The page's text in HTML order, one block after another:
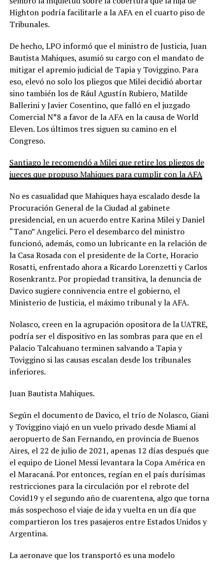
Highton podría facilitarle a la AFA en el cuarto piso de
Tribunales.
De hecho, LPO informó que el ministro de Justicia, Juan
Bautista Mahiques, asumió su cargo con el mandato de
mitigar el apremio judicial de Tapia y Toviggino. Para
eso, elevó no solo los pliegos que Milei decidió abortar
sino también los de Rául Agustín Rubiero, Matilde
Ballerini y Javier Cosentino, que falló en el juzgado
Comercial N°8 a favor de la AFA en la causa de World
Eleven. Los últimos tres siguen su camino en el
Congreso.
Santiago le recomendó a Milei que retire los pliegos de
jueces que propuso Mahiques para cumplir con la AFA
No es casualidad que Mahiques haya escalado desde la
Procuración General de la Ciudad al gabinete
presidencial, en un acuerdo entre Karina Milei y Daniel
“Tano” Angelici. Pero el desembarco del ministro
funcionó, además, como un lubricante en la relación de
la Casa Rosada con el presidente de la Corte, Horacio
Rosatti, enfrentado ahora a Ricardo Lorenzetti y Carlos
Rosenkrantz. Por propiedad transitiva, la denuncia de
Davico sugiere connivencia entre el gobierno, el
Ministerio de Justicia, el máximo tribunal y la AFA.
Nolasco, creen en la agrupación opositora de la UATRE,
podría ser el dispositivo en las sombras para que en el
Palacio Talcahuano terminen salvando a Tapia y
Toviggino si las causas escalan desde los tribunales
inferiores.
Juan Bautista Mahiques.
Según el documento de Davico, el trío de Nolasco, Giani
y Toviggino viajó en un vuelo privado desde Miami al
aeropuerto de San Fernando, en provincia de Buenos
Aires, el 22 de julio de 2021, apenas 12 días después que
el equipo de Lionel Messi levantara la Copa América en
el Maracaná. Por entonces, regían en el país durísimas
restricciones para la circulación por el rebrote del
Covid19 y el segundo año de cuarentena, algo que torna
más sospechoso el viaje de ida y vuelta en un día que
compartieron los tres pasajeros entre Estados Unidos y
Argentina.
La aeronave que los transportó es una modelo